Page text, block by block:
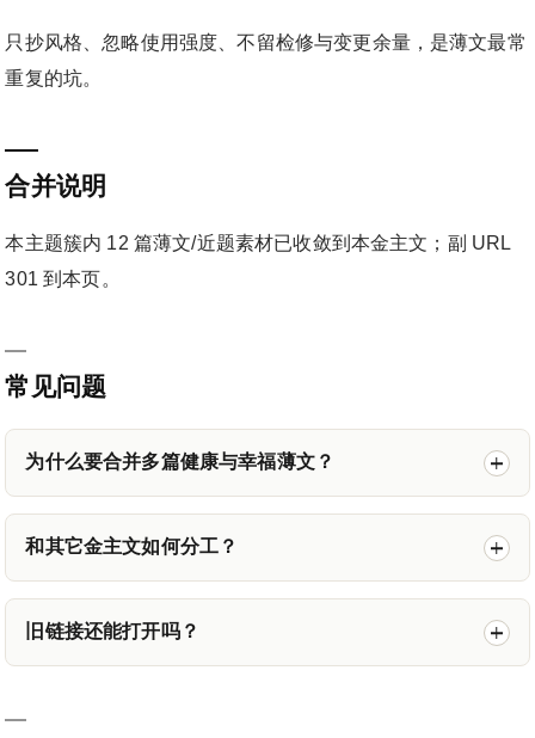
只抄风格、忽略使用强度、不留检修与变更余量，是薄文最常
重复的坑。
合并说明
本主题簇内 12 篇薄文/近题素材已收敛到本金主文；副 URL
301 到本页。
常见问题
为什么要合并多篇健康与幸福薄文？
和其它金主文如何分工？
旧链接还能打开吗？